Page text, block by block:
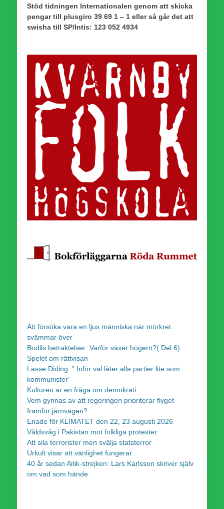
Stöd tidningen Internationalen genom att skicka
pengar till plusgiro 39 69 1 – 1 eller så går det att
swisha till SP/Intis: 123 052 4934
Att försöka vara en ljus människa när mörkret
svämmar över
Bodils betraktelser: Varför växer högern?( Del 6)
Spelet om rättvisan
Lasse Diding: ” Inför val låter alla partier lite som
kommunister”
Kulturen är en fråga om demokrati
Vem gynnas av att regeringen prioriterar flyget
framför järnvägen?
Enade för KLIMATET den 22, 23 augusti 2026
Våldsvåg i Pakistan mot folkliga protester
Att sila terrorister men svälja statsterror
Urkult visar att vänlighet fungerar
40 år sedan Aitik-strejken: Lars Karlsson skriver själv
om vad som hände